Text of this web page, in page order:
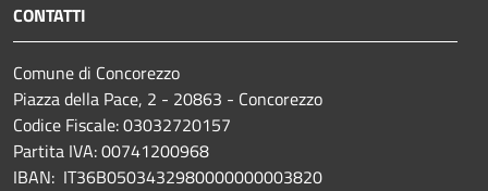
CONTATTI
Comune di Concorezzo
Piazza della Pace, 2 - 20863 - Concorezzo
Codice Fiscale: 03032720157
Partita IVA: 00741200968
IBAN: IT36B0503432980000000003820